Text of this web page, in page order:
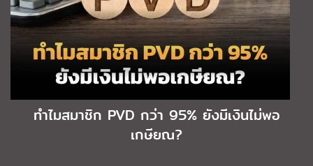
ทำไมสมาชิก PVD กว่า 95% ยังมีเงินไม่พอ
เกษียณ?